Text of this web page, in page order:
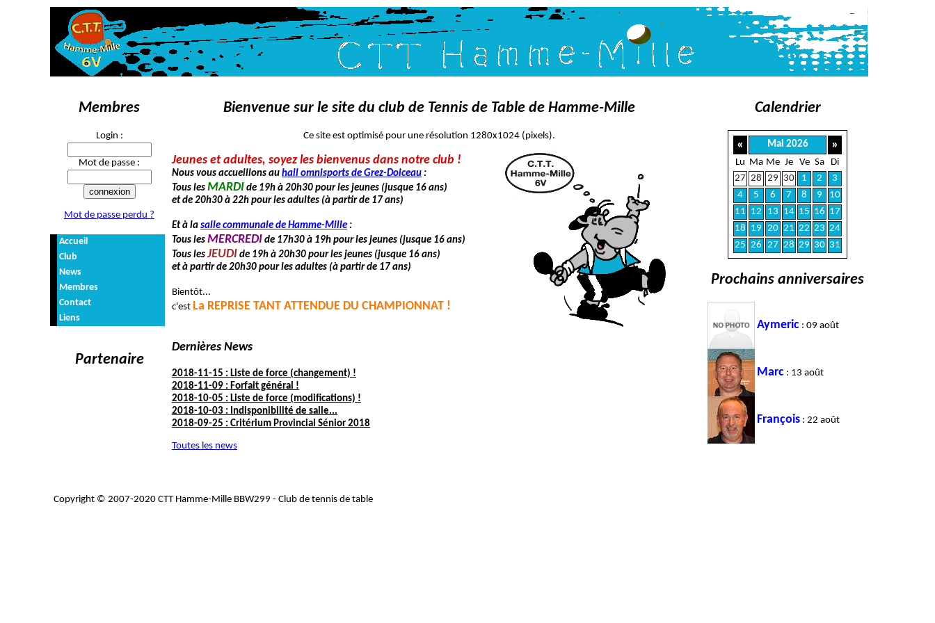
Membres
Login :
Mot de passe :
Mot de passe perdu ?
Accueil
Club
News
Membres
Contact
Liens
Partenaire
Calendrier
« Mai 2026 »
Lu Ma Me Je Ve Sa
Di
27 28 29 30 1 2
3
4
5 6 7 8 9
10
11 12 13 14 15 16 17
18 19 20 21 22 23 24
25 26 27 28 29 30 31
Prochains anniversaires
Aymeric : 09 août
Marc : 13 août
François : 22 août
Bienvenue sur le site du club de Tennis de Table de Hamme-Mille
Ce site est optimisé pour une résolution 1280x1024 (pixels).
Jeunes et adultes, soyez les bienvenus dans notre club !
Nous vous accueillons au hall omnisports de Grez-Doiceau :
Tous les MARDI de 19h à 20h30 pour les jeunes (jusque 16 ans)
et de 20h30 à 22h pour les adultes (à partir de 17 ans)
Et à la salle communale de Hamme-Mille :
Tous les MERCREDI de 17h30 à 19h pour les jeunes (jusque 16 ans)
Tous lesJEUDI de 19h à 20h30 pour les jeunes (jusque 16 ans)
et à partir de 20h30 pour les adultes (à partir de 17 ans)
Bientôt...
c'est La REPRISE TANT ATTENDUE DU CHAMPIONNAT !
Dernières News
2018-11-15 : Liste de force (changement) !
2018-11-09 : Forfait général !
2018-10-05 : Liste de force (modifications) !
2018-10-03 : Indisponibilité de salle...
2018-09-25 : Critérium Provincial Sénior 2018
Toutes les news
Copyright © 2007-2020 CTT Hamme-Mille BBW299 - Club de tennis de table